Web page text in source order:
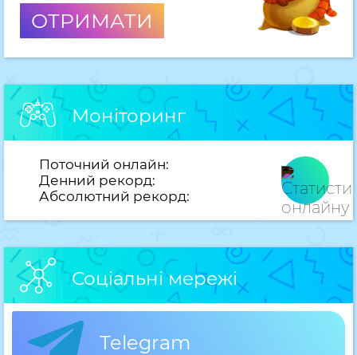
ОТРИМАТИ
Моніторинг
Поточний онлайн:
Денний рекорд:
Абсолютний рекорд:
Соціальні мережі
Telegram